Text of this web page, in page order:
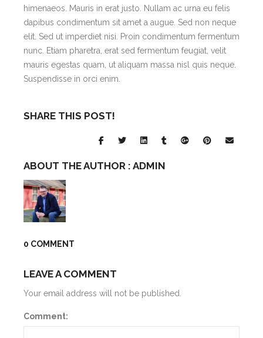
himenaeos. Mauris in erat justo. Nullam ac urna eu felis
dapibus condimentum sit amet a augue. Sed non neque
elit. Sed ut imperdiet nisi. Proin condimentum fermentum
nunc. Etiam pharetra, erat sed fermentum feugiat, velit
mauris egestas quam, ut aliquam massa nisl quis neque.
Suspendisse in orci enim.
SHARE THIS POST!
ABOUT THE AUTHOR : ADMIN
0 COMMENT
LEAVE A COMMENT
Your email address will not be published.
Comment: